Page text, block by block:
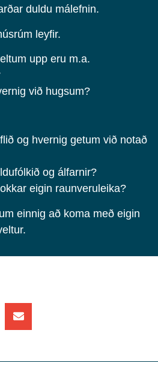
duldu málefnin.
leyfir.
upp eru m.a.
við hugsum?
og hvernig getum við notað
og álfarnir?
eigin raunveruleika?
einnig að koma með eigin